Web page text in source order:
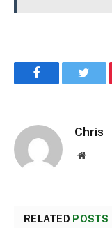
Facebook
Chris
Website
RELATED POSTS